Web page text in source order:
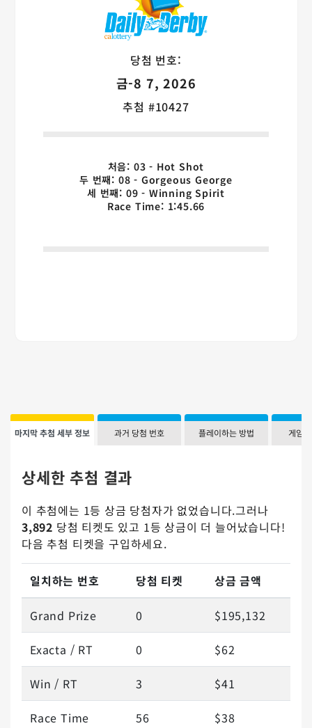
당첨 번호:
금-8 7, 2026
추첨 #10427
처음: 03 - Hot Shot
두 번째: 08 - Gorgeous George
세 번째: 09 - Winning Spirit
Race Time: 1:45.66
마지막 추첨 세부 정보 과거 당첨 번호 플레이하는 방법 게임
상세한 추첨 결과
이 추첨에는 1등 상금 당첨자가 없었습니다.그러나
3,892 당첨 티켓도 있고 1등 상금이 더 늘어났습니다!
다음 추첨 티켓을 구입하세요.
일치하는 번호 당첨 티켓 상금 금액
Grand Prize 0 $195,132
Exacta / RT 0 $62
Win / RT 3 $41
Race Time 56 $38